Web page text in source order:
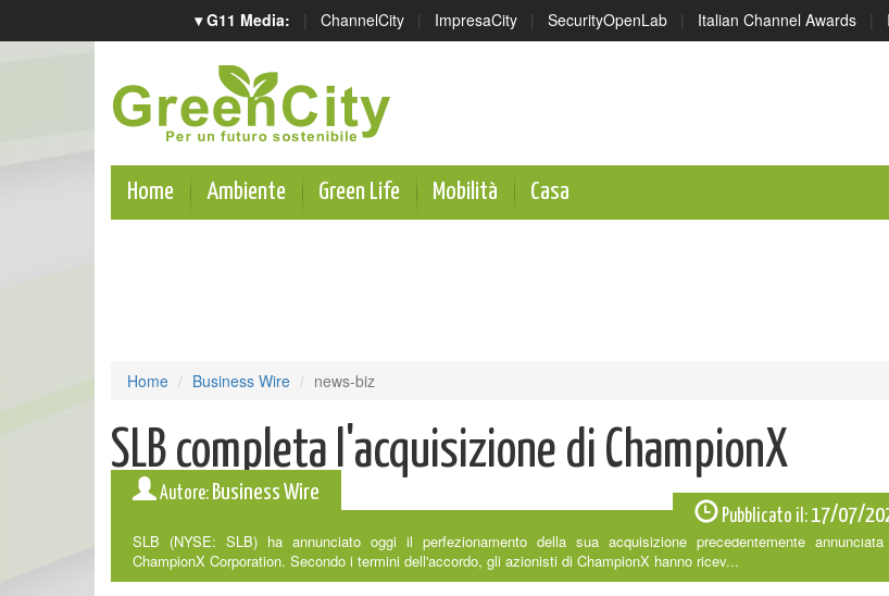
▾ G11 Media: | ChannelCity | ImpresaCity | SecurityOpenLab | Italian Channel Awards |
Home Ambiente Green Life Mobilità Casa
Home Business Wire news-biz
SLB completa l'acquisizione di ChampionX
Pubblicato il:17/07/
Autore: Business Wire
SLB (NYSE: SLB) ha annunciato oggi il perfezionamento della sua acquisizione precedentemente
ChampionX Corporation. Secondo i termini dell'accordo, gli azionisti di ChampionX hanno ricev...